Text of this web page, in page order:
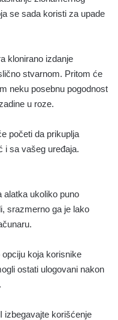
se sada koristi za upade
klonirano izdanje
stvarnom. Pritom će
neku posebnu pogodnost
u roze.
početi da prikuplja
i sa vašeg uređaja.
alatka ukoliko puno
srazmerno ga je lako
koja korisnike
ostati ulogovani nakon
izbegavajte korišćenje